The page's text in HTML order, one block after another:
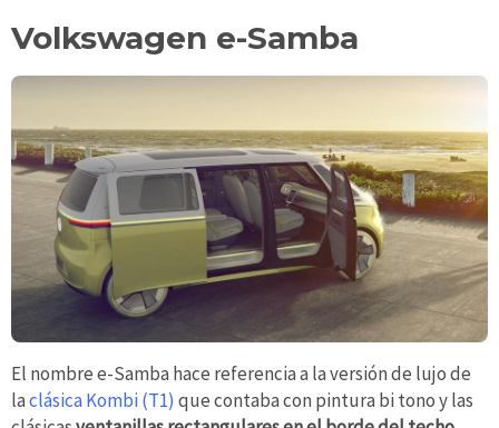
Volkswagen e-Samba
El nombre e-Samba hace referencia a la versión de lujo de
laclásica Kombi (T1) que contaba con pintura bi tono y las